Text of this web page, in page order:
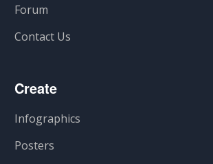
Forum
Contact Us
Create
Infographics
Posters